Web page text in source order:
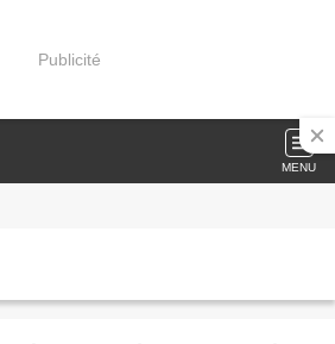
Publicité
MENU